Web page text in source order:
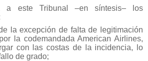
a este Tribunal –en síntesis– los
la excepción de falta de legitimación
la codemandada American Airlines,
con las costas de la incidencia, lo
de grado;